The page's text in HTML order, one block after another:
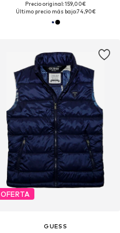
Precio original: 159,00€
Último precio más bajo:74,90€
OFERTA
GUESS